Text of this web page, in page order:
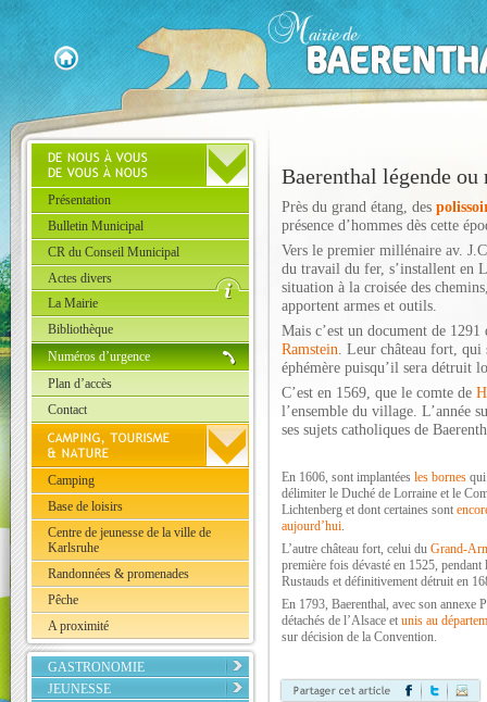
Présentation
Bulletin Municipal
CR du Conseil Municipal
Actes divers
La Mairie
Bibliothèque
Numéros d’urgence
Plan d’accès
Contact
Camping
Base de loisirs
Centre de jeunesse de la ville de
Karlsruhe
Randonnées & promenades
Pêche
A proximité
GASTRONOMIE
JEUNESSE
Baerenthal légende ou
Près du grand étang, des
présence d’hommes dès cette
Vers le premier millénaire av.
du travail du fer, s’installent en
situation à la croisée des
apportent armes et outils.
Mais c’est un document de
Ramstein. Leur château fort, qui
éphémère puisqu’il sera détruit
C’est en 1569, que le comte de
l’ensemble du village. L’année
ses sujets catholiques de
En 1606, sont implantées les bornes
délimiter le Duché de Lorraine et le
Lichtenberg et dont certaines sont
aujourd’hui.
L’autre château fort, celui du Grand-
première fois dévasté en 1525, pendant
Rustauds et définitivement détruit en
En 1793, Baerenthal, avec son annexe
détachés de l’Alsace et unis au
sur décision de la Convention.